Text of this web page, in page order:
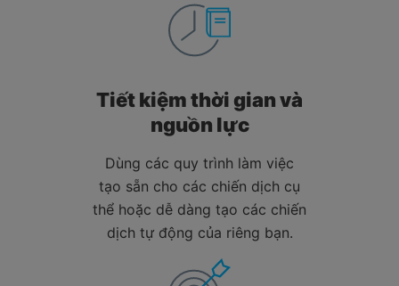
Tiết kiệm thời gianvà
nguồn lực
Dùng các quy trình làm việc
tạo sẵn cho các chiến dịch cụ
thể hoặc dễ dàng tạo các chiến
dịch tự động của riêng bạn.